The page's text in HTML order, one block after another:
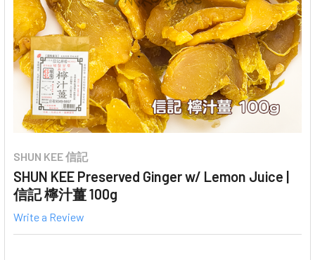
SHUN KEE 信記
SHUN KEE Preserved Ginger w/ Lemon Juice |
信記 檸汁薑 100g
Write a Review